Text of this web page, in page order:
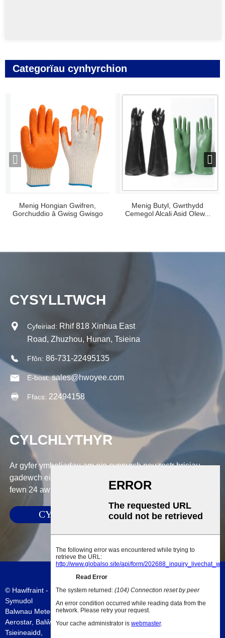
Categorïau cynhyrchion
Menig Hongian Gwifren,
Gorchuddio â Gwisg Gwisgo
Menig Butyl, Gwrthydd
Cemegol Alcali Asid Olew...
CYSYLLTWCH
Cyfeiriad: Rhif 818 Xinhua East
Road, Zhuzhou, Hunan, Tsieina
Ffôn: 86-731-22495135
E-bost: sales@hwoyee.com
Ffacs: 22494158
CYLCHLYTHYR
Ar gyfer ymholiadau am ein cynnyrch neu restr brisiau,
gadewch eich e-bost atom a byddwn mewn cysylltiad o
fewn 24 awr.
CYFLWYNO
© Hawlfraint - 2010-2023 : Cedwir Pob Hawl. Map o'r wefan-
Symudol
Balwnau Meteorolegol Tsieina ,600g Balŵn Tywydd
Aerostar, Balŵn Tywydd Tsieina,Balwn Fawr,Balŵn Meteorolegol
Tsieineaidd